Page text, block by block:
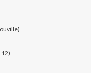
12)